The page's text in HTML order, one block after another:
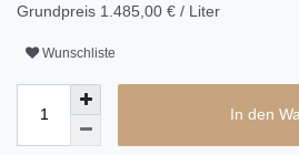
Grundpreis 1.485,00 € / Liter
Wunschliste
In den